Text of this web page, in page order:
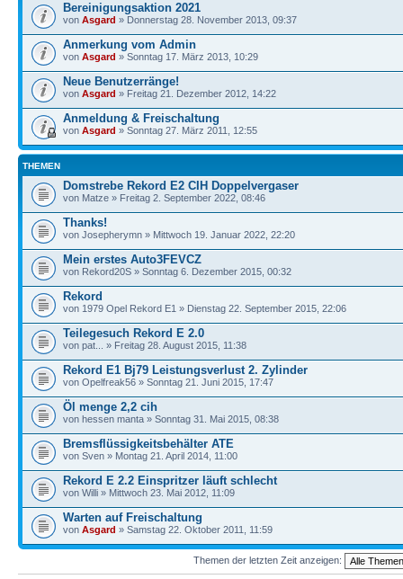
Bereinigungsaktion 2021
von Asgard » Donnerstag 28. November 2013, 09:37
Anmerkung vom Admin
von Asgard » Sonntag 17. März 2013, 10:29
Neue Benutzerränge!
von Asgard » Freitag 21. Dezember 2012, 14:22
Anmeldung & Freischaltung
von Asgard » Sonntag 27. März 2011, 12:55
THEMEN
Domstrebe Rekord E2 CIH Doppelvergaser
von Matze » Freitag 2. September 2022, 08:46
Thanks!
von Josepherymn » Mittwoch 19. Januar 2022, 22:20
Mein erstes Auto3FEVCZ
von Rekord20S » Sonntag 6. Dezember 2015, 00:32
Rekord
von 1979 Opel Rekord E1 » Dienstag 22. September 2015, 22:06
Teilegesuch Rekord E 2.0
von pat... » Freitag 28. August 2015, 11:38
Rekord E1 Bj79 Leistungsverlust 2. Zylinder
von Opelfreak56 » Sonntag 21. Juni 2015, 17:47
Öl menge 2,2 cih
von hessen manta » Sonntag 31. Mai 2015, 08:38
Bremsflüssigkeitsbehälter ATE
von Sven » Montag 21. April 2014, 11:00
Rekord E 2.2 Einspritzer läuft schlecht
von Willi » Mittwoch 23. Mai 2012, 11:09
Warten auf Freischaltung
von Asgard » Samstag 22. Oktober 2011, 11:59
Themen der letzten Zeit anzeigen: